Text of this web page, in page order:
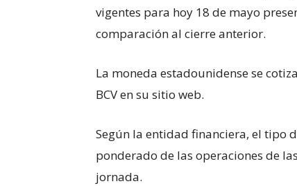
vigentes para hoy 18 de mayo
comparación al cierre anterior.
La moneda estadounidense se
BCV en su sitio web.
Según la entidad financiera, el tipo
ponderado de las operaciones de
jornada.